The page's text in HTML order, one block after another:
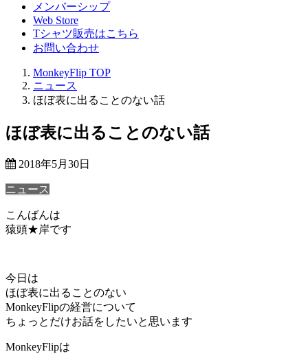
メンバーシップ
Web Store
Tシャツ販売はこちら
お問い合わせ
MonkeyFlip TOP
ニュース
ほぼ表に出ることのない話
ほぼ表に出ることのない話
2018年5月30日
ニュース
こんばんは
猿頭★岸です
今日は
ほぼ表に出ることのない
MonkeyFlipの経営について
ちょっとだけお話をしたいと思います
MonkeyFlipは